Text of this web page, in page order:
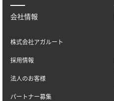
会社情報
株式会社アガルート
採用情報
法人のお客様
パートナー募集